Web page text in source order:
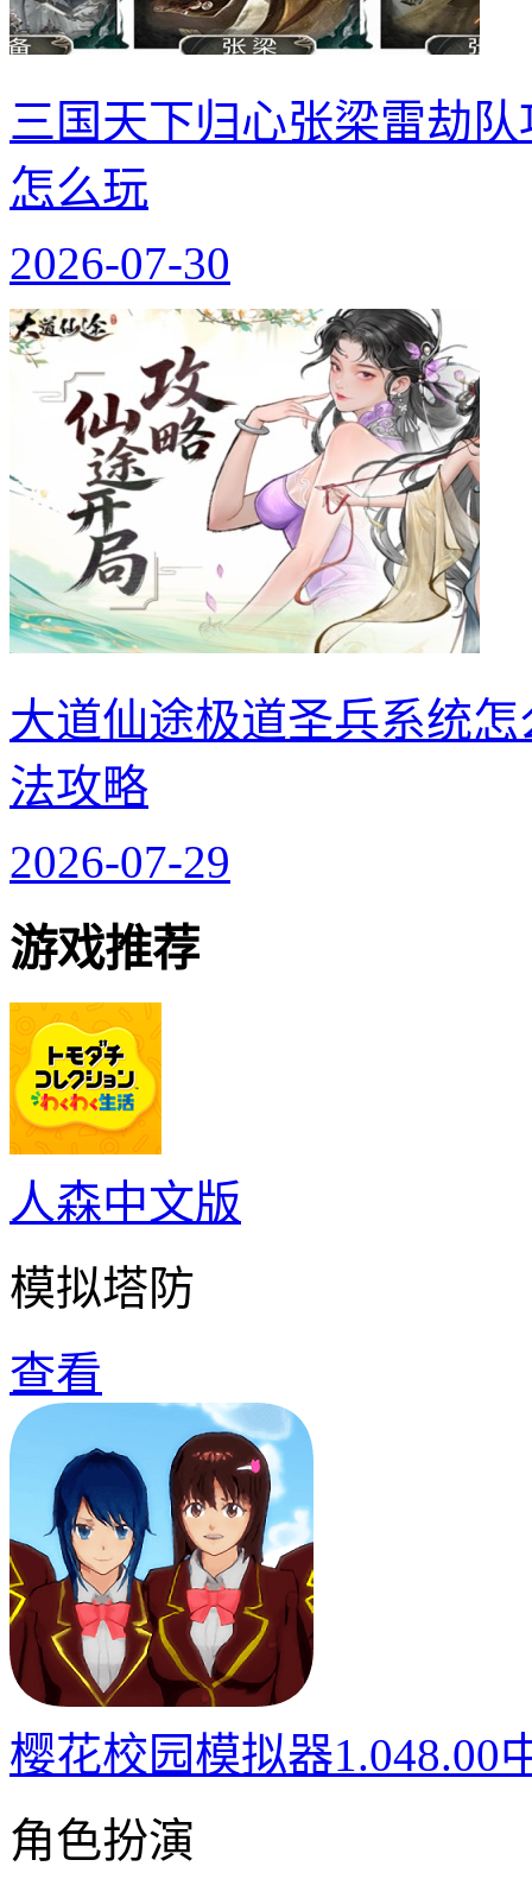
三国天下归心张梁雷劫
怎么玩
2026-07-30
大道仙途极道圣兵系统
法攻略
2026-07-29
游戏推荐
人森中文版
模拟塔防
查看
樱花校园模拟器1.048.00
角色扮演